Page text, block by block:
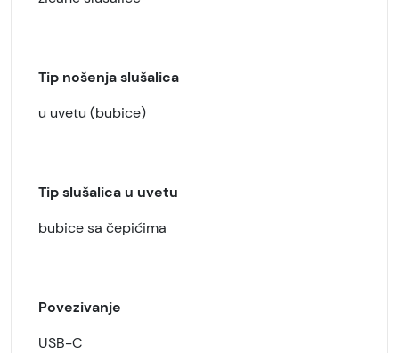
Tip nošenja slušalica
u uvetu (bubice)
Tip slušalica u uvetu
bubice sa čepićima
Povezivanje
USB-C